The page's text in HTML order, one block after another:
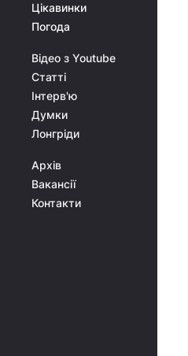
Цікавинки
Погода
Відео з Youtube
Статті
Інтерв'ю
Думки
Лонгріди
Архів
Вакансії
Контакти